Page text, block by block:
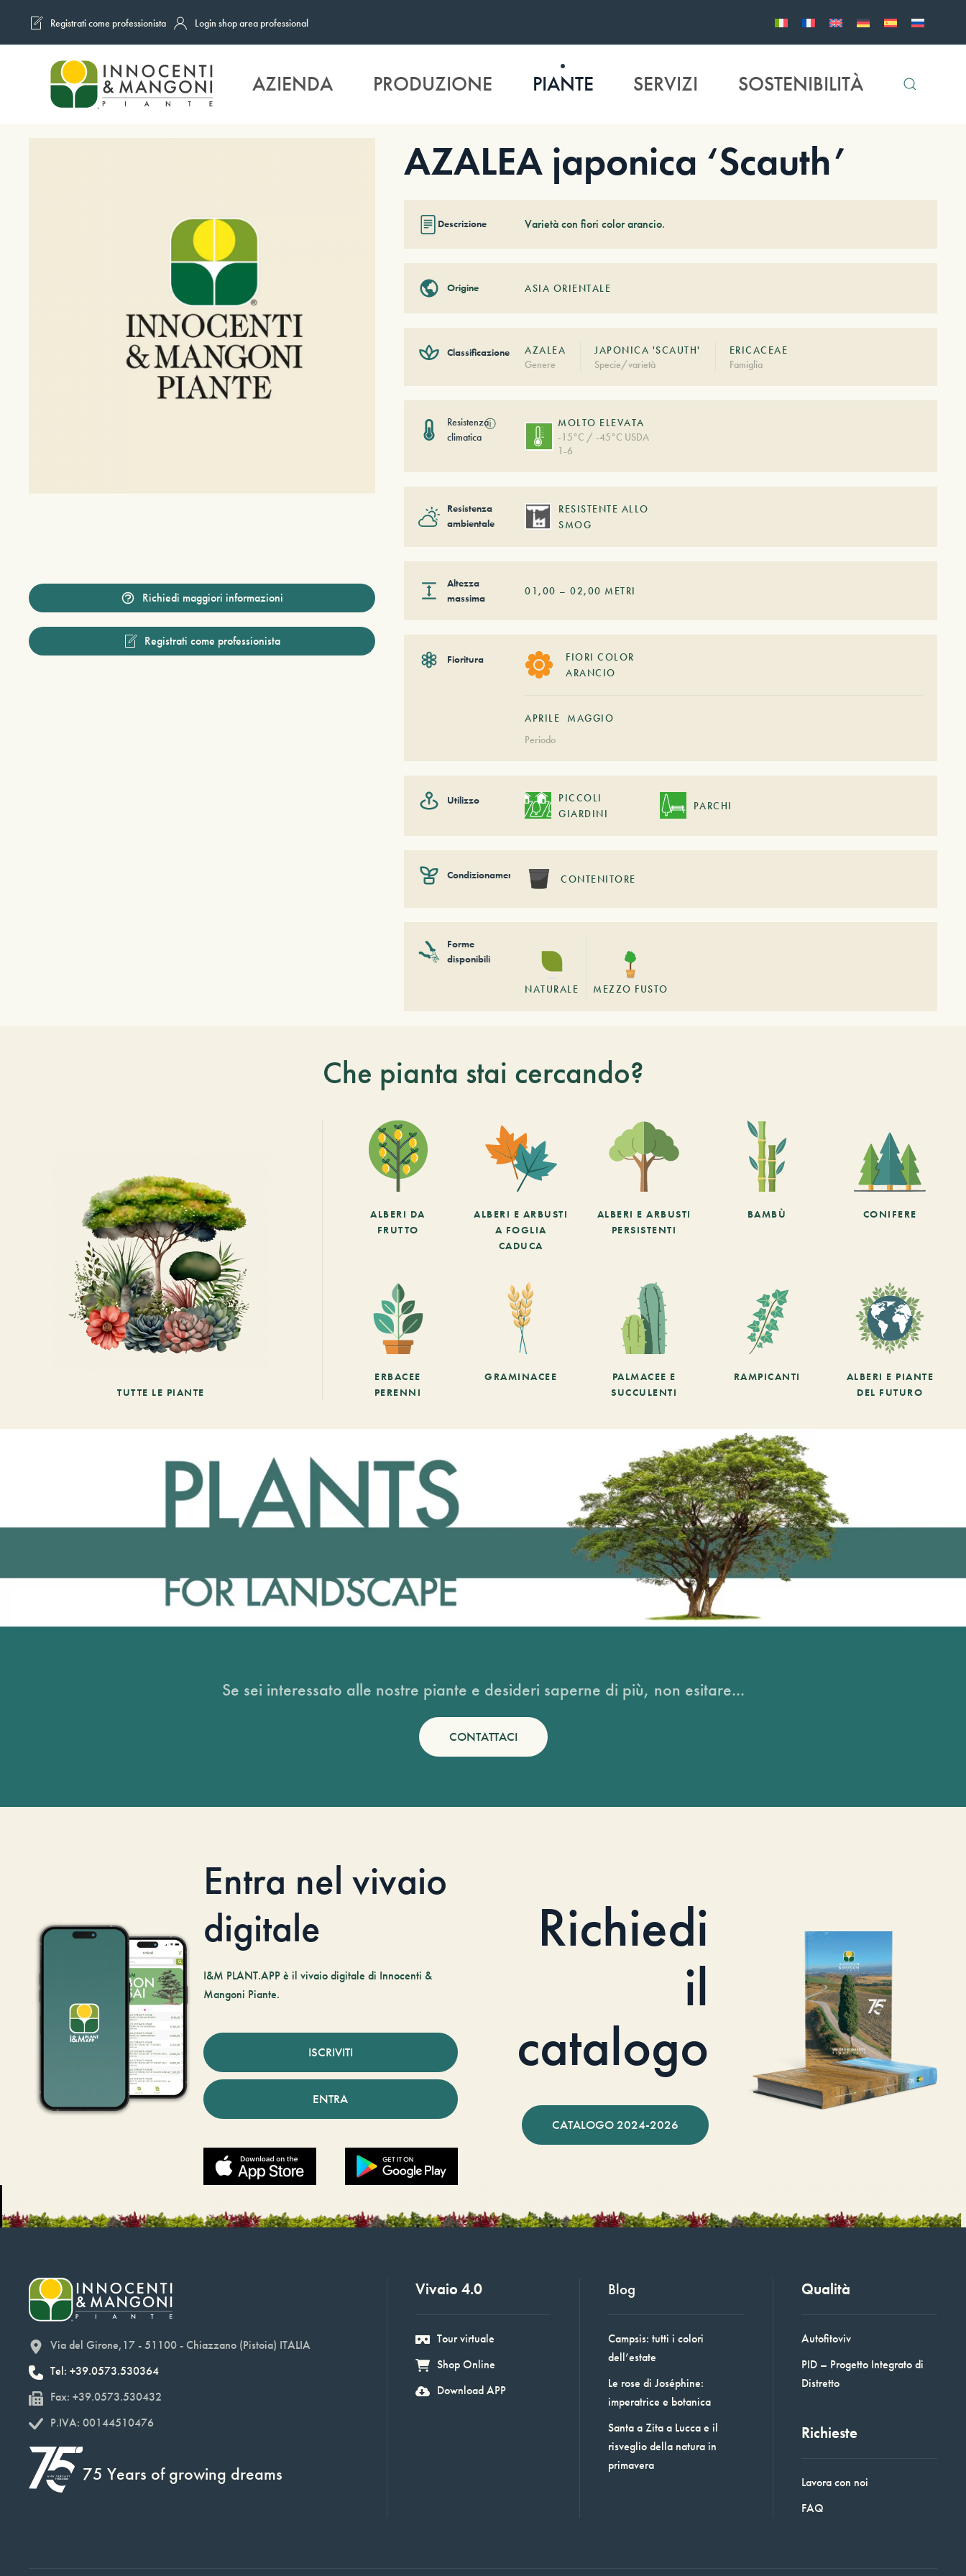
Skip to main content
Registrati come professionista Login shop area professional
AZIENDA PRODUZIONE PIANTE SERVIZI SOSTENIBILITÀ
Richiedi maggiori informazioni
Registrati come professionista
AZALEA japonica ‘Scauth’
Descrizione Varietà con fiori color arancio.
Origine ASIA ORIENTALE
Classificazione
AZALEA
Genere
JAPONICA 'SCAUTH'
Specie/varietà
ERICACEAE
Famiglia
Resistenza
climatica
ⓘ
MOLTO ELEVATA
-15°C / -45°C USDA
1-6
Resistenza
ambientale
RESISTENTE ALLO
SMOG
Altezza
massima
01,00 –02,00 METRI
Fioritura
FIORI COLOR
ARANCIO
APRILE
MAGGIO
Periodo
Utilizzo
PICCOLI
GIARDINI
PARCHI
Condizionamento CONTENITORE
Forme
disponibili
NATURALE MEZZO FUSTO
Che pianta stai cercando?
TUTTE LE PIANTE
ALBERI DA
FRUTTO
ALBERI E ARBUSTI
A FOGLIA
CADUCA
ALBERI E ARBUSTI
PERSISTENTI
BAMBÙ CONIFERE
ERBACEE
PERENNI
GRAMINACEE
PALMACEE E
SUCCULENTI
RAMPICANTI
ALBERI E PIANTE
DEL FUTURO
Se sei interessato alle nostre piante e desideri saperne di più, non esitare...
CONTATTACI
Entra nel vivaio
digitale
I&M PLANT.APP è il vivaio digitale di Innocenti &
Mangoni Piante.
ISCRIVITI
ENTRA
Richiedi
il
catalogo
CATALOGO 2024-2026
Via del Girone,17 - 51100 - Chiazzano (Pistoia) ITALIA
Tel: +39.0573.530364
Fax: +39.0573.530432
P.IVA: 00144510476
75 Years of growing dreams
Vivaio 4.0
Tour virtuale
Shop Online
Download APP
Blog
Campsis: tutti i colori
dell’estate
Le rose di Joséphine:
imperatrice e botanica
Santa a Zita a Lucca e il
risveglio della natura in
primavera
Qualità
Autofitoviv
PID – Progetto Integrato di
Distretto
Richieste
Lavora con noi
FAQ